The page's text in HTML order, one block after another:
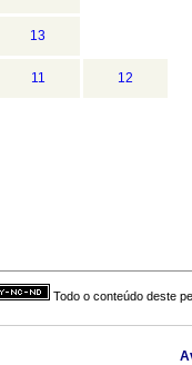
13
11 12
Todo o conteúdo deste